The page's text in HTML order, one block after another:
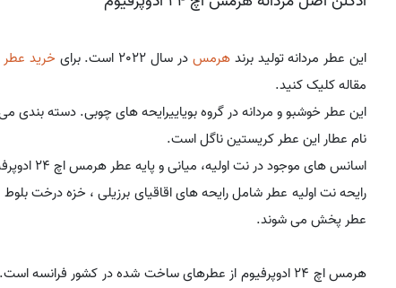
این عطر مردانه تولید برندهرمس در سال 2022 است. برای
خرید
مقاله کلیک کنید.
این عطر خوشبو و مردانه در گروه بویاییرایحه های چوبی. دسته بندی
نام عطار این عطر کریستین ناگل است.
اسانس های موجود در نت اولیه، میانی و پایه عطر هرمس اچ 24 ادوپرفیوم به صورت زیر است:
رایحه نت اولیه عطر شامل رایحه های اقاقیای برزیلی ، خزه درخت
عطر پخش می شوند.
هرمس اچ 24 ادوپرفیوم از عطرهای ساخت شده در کشور فرانسه است.